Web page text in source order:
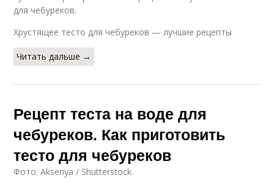
для чебуреков.
Хрустящее тесто для чебуреков — лучшие рецепты
Читать дальше →
Рецепт теста на воде для
чебуреков. Как приготовить
тесто для чебуреков
Фото: Aksenya / Shutterstock